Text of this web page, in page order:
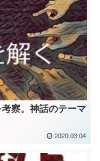
察。神話のテーマ
2020.03.04